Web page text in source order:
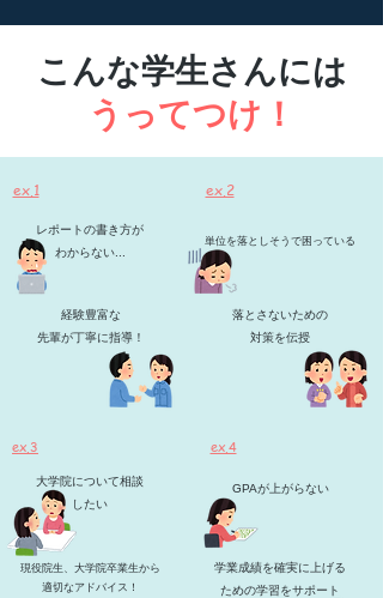
こんな学生さんには
うってつけ！
​ex.1 ​ex.2
経験豊富な
​先輩が丁寧に指導！
レポートの書き方が
わからない...
単位を落としそうで困っている
落とさないための​
対策を伝授
​ex.3
​現役院生、大学院卒業生から
適切なアドバイス！
大学院について相談
​したい
学業成績を確実に上げる
​ための学習をサポート
GPAが上がらない
​ex.4